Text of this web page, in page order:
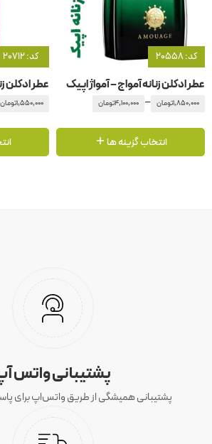
کد: 20558
عطر ادکلن زنانه آمواج – آمواژ اپیک
1,850,000تومان –
4,100,000تومان
انتخاب گزینه ها
کد: 20712
عطر ادکلن
1,550,000تومان
پشتیبانی واتس
پشتیبانی همیشگی از طریق واتس‌اپ برای